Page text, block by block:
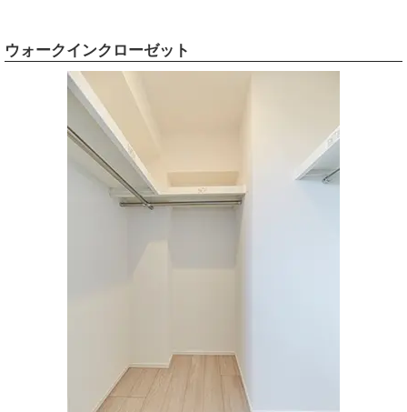
ウォークインクローゼット